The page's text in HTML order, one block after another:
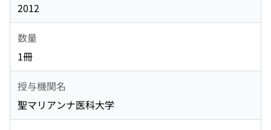
2012
数量
1冊
授与機関名
聖マリアンナ医科大学